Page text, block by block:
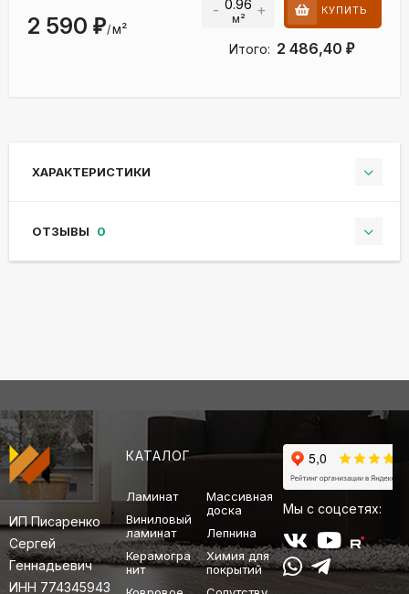
2 590 ₽/м²
- м² + КУПИТЬ
Итого: 2 486,40 ₽
ХАРАКТЕРИСТИКИ
ОТЗЫВЫ 0
ИП Писаренко
Сергей
Геннадьевич
ИНН 774345943
КАТАЛОГ
Ламинат
Виниловый
ламинат
Керамогра
нит
Массивная
доска
Лепнина
Химия для
покрытий
Мы с соцсетях: